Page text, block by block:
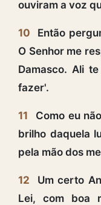
ouviram a voz
10
Então
O Senhor me
Damasco. Ali
fazer'.
11
Como eu
brilho daquela
pela mão dos
12
Um certo
Lei, com boa